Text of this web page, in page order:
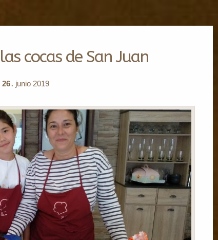
cocas de San Juan
26 . junio 2019